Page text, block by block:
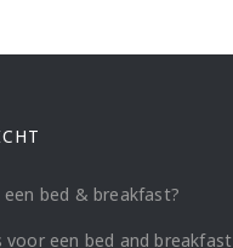
een bed & breakfast?
voor een bed and breakfast